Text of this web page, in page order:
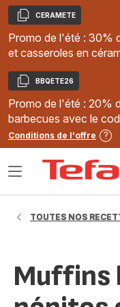
Copier
CERAMETE
Promo de l'été : 30%
et casseroles en
Copier
BBQETE26
Promo de l'été : 20%
barbecues avec le
Conditions de l'offre
Ouvrir
TOUTES NOS
Muffins